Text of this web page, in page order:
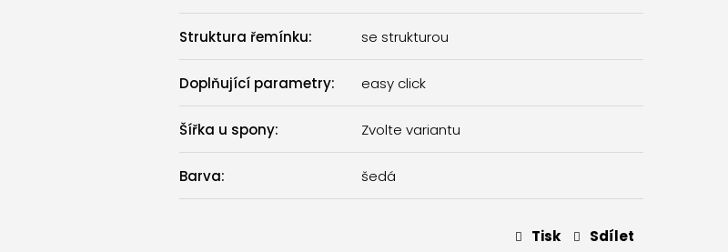
Struktura řemínku: se strukturou
Doplňující parametry: easy click
Šířka u spony: Zvolte variantu
Barva: šedá
Tisk Sdílet